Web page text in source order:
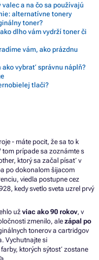
a na čo sa používajú
alternatívne tonery
toner?
dlho vám vydrží toner či
vám, ako prázdnu
ako vybrať správnu náplň?
tlači?
- máte pocit, že sa to k
tom prípade sa zoznámte s
ktorý sa začal písať v
po dokonalom šijacom
viedla postupne cez
kedy svetlo sveta uzrel prvý
užviac ako 90 rokov, v
zmenilo, alezápal po
tonerov a cartridgov
Vychutnajte si
ktorých sýtosť zostane